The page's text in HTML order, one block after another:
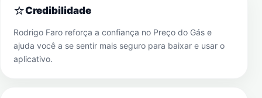
⭐Credibilidade
Rodrigo Faro reforça a confiança no Preço do Gás e
ajuda você a se sentir mais seguro para baixar e usar o
aplicativo.